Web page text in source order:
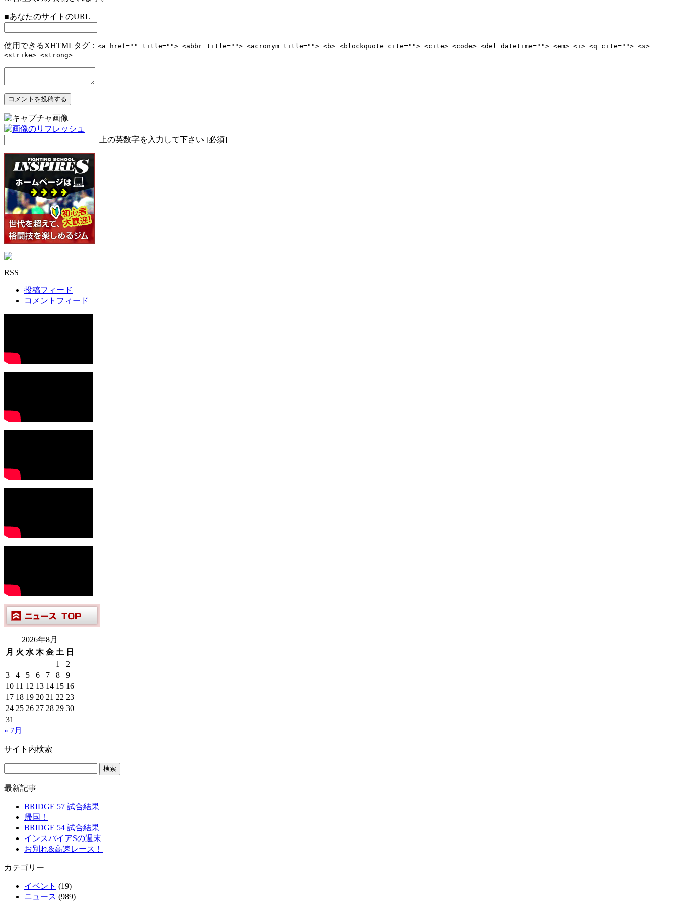
■あなたのサイトのURL
使用できるXHTMLタグ： <a href="" title=""> <abbr title=""> <acronym title=""> <b> <blockquote cite=""> <cite> <code> <del datetime=""> <em> <i> <q cite=""> <s>
<strike> <strong>
上の英数字を入力して下さい [必須]
RSS
投稿フィード
コメントフィード
2026年8月
月 火 水 木 金 土 日
1
2
3
4 5 6 7 8
9
10 11 12 13 14 15 16
17 18 19 20 21 22 23
24 25 26 27 28 29 30
31
« 7月
サイト内検索
最新記事
BRIDGE 57 試合結果
帰国！
BRIDGE 54 試合結果
インスパイアSの週末
お別れ&高速レース！
カテゴリー
イベント (19)
ニュース (989)